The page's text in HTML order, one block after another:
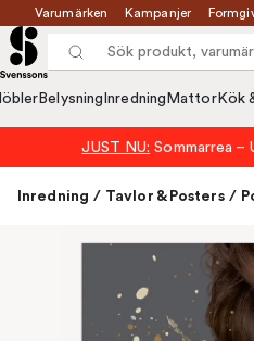
Varumärken Kampanjer
Belysning Inredning MattorKök
JUST NU: Sommarrea –
Inredning / Tavlor & Posters /